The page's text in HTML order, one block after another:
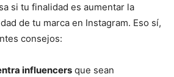
si tu finalidad es aumentar la
de tu marca en Instagram. Eso sí,
consejos:
influencers que sean